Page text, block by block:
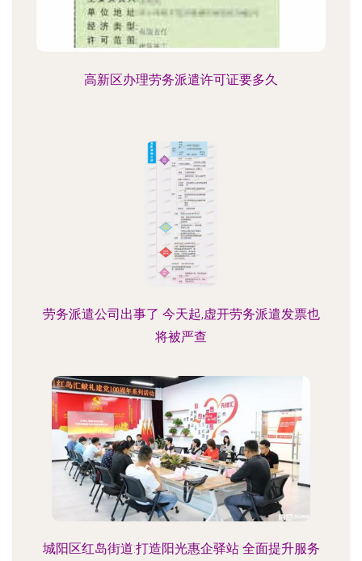
高新区办理劳务派遣许可证要多久
劳务派遣公司出事了 今天起,虚开劳务派遣发票也
将被严查
城阳区红岛街道:打造阳光惠企驿站 全面提升服务